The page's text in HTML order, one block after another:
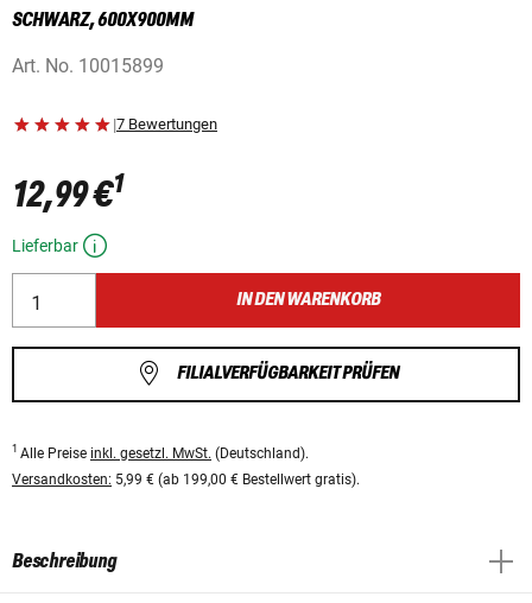
SCHWARZ, 600X900MM
Art. No. 10015899
|7 Bewertungen
12,99 €1
Lieferbar
IN DEN WARENKORB
FILIALVERFÜGBARKEIT PRÜFEN
1 Alle Preise inkl. gesetzl. MwSt. (Deutschland).
Versandkosten: 5,99 € (ab 199,00 € Bestellwert gratis).
Beschreibung